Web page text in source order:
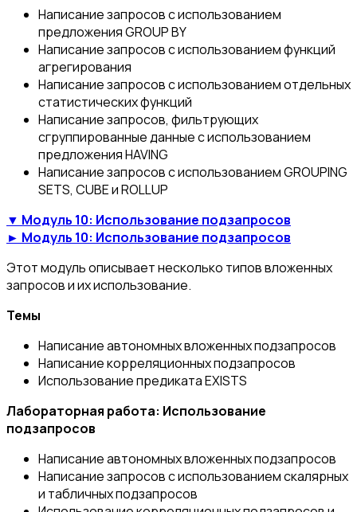
Написание запросов с использованием
предложения GROUP BY
Написание запросов с использованием функций
агрегирования
Написание запросов с использованием отдельных
статистических функций
Написание запросов, фильтрующих
сгруппированные данные с использованием
предложения HAVING
Написание запросов с использованием GROUPING
SETS, CUBE и ROLLUP
▼ Модуль 10: Использование подзапросов
► Модуль 10: Использование подзапросов
Этот модуль описывает несколько типов вложенных
запросов и их использование.
Темы
Написание автономных вложенных подзапросов
Написание корреляционных подзапросов
Использование предиката EXISTS
Лабораторная работа: Использование
подзапросов
Написание автономных вложенных подзапросов
Написание запросов с использованием скалярных
и табличных подзапросов